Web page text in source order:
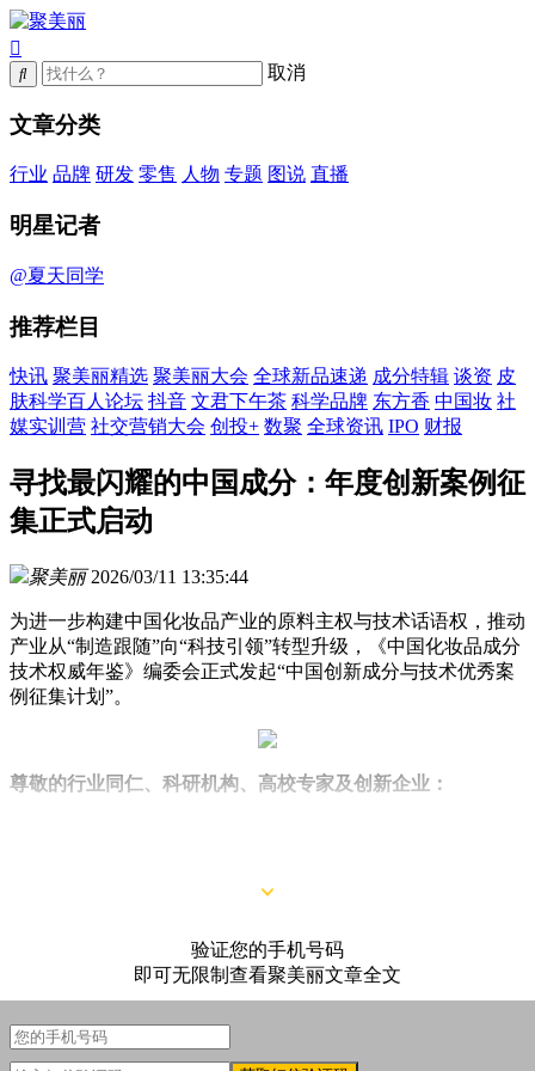
取消
文章分类
行业 品牌 研发 零售 人物 专题 图说 直播
明星记者
@夏天同学
推荐栏目
快讯 聚美丽精选 聚美丽大会 全球新品速递 成分特辑 谈资 皮
肤科学百人论坛 抖音 文君下午茶 科学品牌 东方香 中国妆 社
媒实训营 社交营销大会 创投+ 数聚 全球资讯 IPO 财报
寻找最闪耀的中国成分：年度创新案例征
集正式启动
聚美丽 2026/03/11 13:35:44
为进一步构建中国化妆品产业的原料主权与技术话语权，推动
产业从“制造跟随”向“科技引领”转型升级，《中国化妆品成分
技术权威年鉴》编委会正式发起“中国创新成分与技术优秀案
例征集计划”。
尊敬的行业同仁、科研机构、高校专家及创新企业：
验证您的手机号码
即可无限制查看聚美丽文章全文